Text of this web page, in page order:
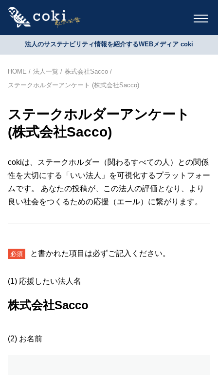
法人のサステナビリティ情報を紹介するWEBメディア coki
HOME 法人一覧
株式会社Sacco
ステークホルダーアンケート (株式会社Sacco)
ステークホルダーアンケート
(株式会社Sacco)
cokiは、ステークホルダー（関わるすべての人）との関係
性を大切にする「いい法人」を可視化するプラットフォー
ムです。 あなたの投稿が、この法人の評価となり、より
良い社会をつくるための応援（エール）に繋がります。
必須 と書かれた項目は必ずご記入ください。
(1) 応援したい法人名
株式会社Sacco
(2) お名前